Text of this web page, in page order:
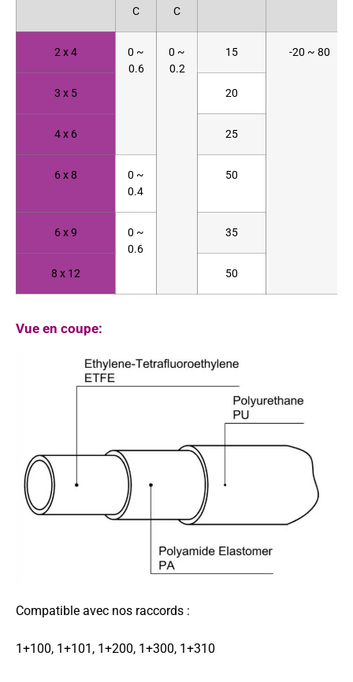
C
C
2 x 4
0 ~
0.6
0 ~
0.2
15 -20 ~ 80
3 x 5 20
4 x 6 25
6 x 8
0 ~
0.4
50
6 x 9
0 ~
0.6
35
8 x 12 50
Vue en coupe:
Compatible avec nos raccords :
1+100, 1+101, 1+200, 1+300, 1+310